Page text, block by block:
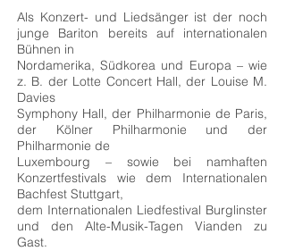
Als Konzert- und Liedsänger ist der noch
junge Bariton bereits auf internationalen
Bühnen in
Nordamerika, Südkorea und Europa – wie
z. B. der Lotte Concert Hall, der Louise M.
Davies
Symphony Hall, der Philharmonie de Paris,
der Kölner Philharmonie und der
Philharmonie de
Luxembourg – sowie bei namhaften
Konzertfestivals wie dem Internationalen
Bachfest Stuttgart,
dem Internationalen Liedfestival Burglinster
und den Alte-Musik-Tagen Vianden zu
Gast.